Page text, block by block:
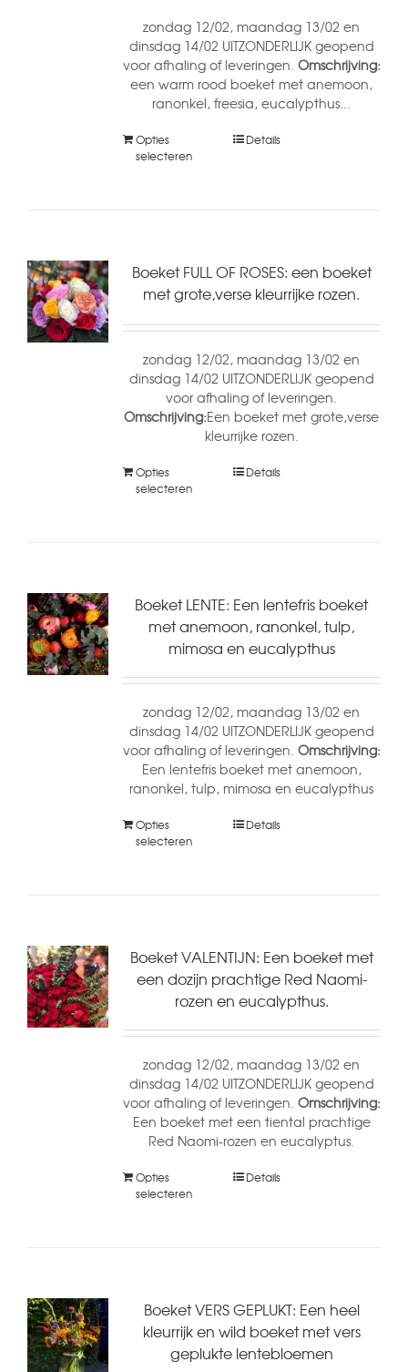
zondag 12/02, maandag 13/02 en
dinsdag 14/02 UITZONDERLIJK geopend
voor afhaling of leveringen. Omschrijving:
een warm rood boeket met anemoon,
ranonkel, freesia, eucalypthus...
Opties
selecteren
Details
Boeket FULL OF ROSES: een boeket
met grote,verse kleurrijke rozen.
zondag 12/02, maandag 13/02 en
dinsdag 14/02 UITZONDERLIJK geopend
voor afhaling of leveringen.
Omschrijving:Een boeket met grote,verse
kleurrijke rozen.
Opties
selecteren
Details
Boeket LENTE: Een lentefris boeket
met anemoon, ranonkel, tulp,
mimosa en eucalypthus
zondag 12/02, maandag 13/02 en
dinsdag 14/02 UITZONDERLIJK geopend
voor afhaling of leveringen. Omschrijving:
Een lentefris boeket met anemoon,
ranonkel, tulp, mimosa en eucalypthus
Opties
selecteren
Details
Boeket VALENTIJN: Een boeket met
een dozijn prachtige Red Naomi-
rozen en eucalypthus.
zondag 12/02, maandag 13/02 en
dinsdag 14/02 UITZONDERLIJK geopend
voor afhaling of leveringen. Omschrijving:
Een boeket met een tiental prachtige
Red Naomi-rozen en eucalyptus.
Opties
selecteren
Details
Boeket VERS GEPLUKT: Een heel
kleurrijk en wild boeket met vers
geplukte lentebloemen